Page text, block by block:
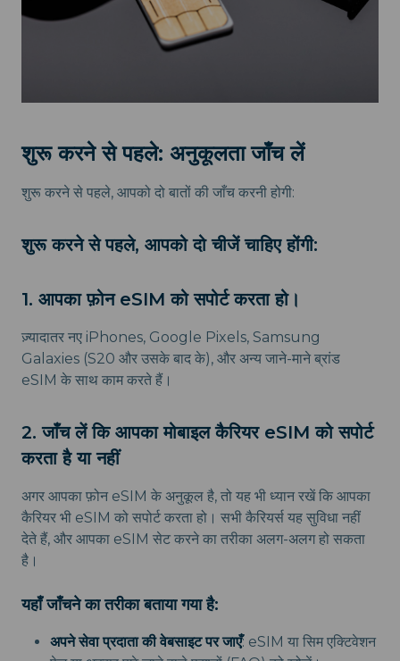
शुरू करने से पहले: अनुकूलता जाँच लें
शुरू करने से पहले, आपको दो बातों की जाँच करनी होगी:
शुरू करने से पहले, आपको दो चीजें चाहिए होंगी:
1. आपका फ़ोन eSIM को सपोर्ट करता हो।
ज़्यादातर नए iPhones, Google Pixels, Samsung
Galaxies (S20 और उसके बाद के), और अन्य जाने-माने ब्रांड
eSIM के साथ काम करते हैं।
2. जाँच लें कि आपका मोबाइल कैरियर eSIM को सपोर्ट
करता है या नहीं
अगर आपका फ़ोन eSIM के अनुकूल है, तो यह भी ध्यान रखें कि आपका
कैरियर भी eSIM को सपोर्ट करता हो। सभी कैरियर्स यह सुविधा नहीं
देते हैं, और आपका eSIM सेट करने का तरीका अलग-अलग हो सकता
है।
यहाँ जाँचने का तरीका बताया गया है:
अपने सेवा प्रदाता की वेबसाइट पर जाएँ: eSIM या सिम एक्टिवेशन